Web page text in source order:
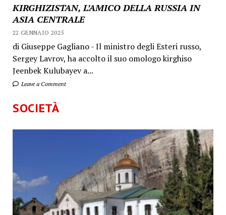
KIRGHIZISTAN, L’AMICO DELLA RUSSIA IN
ASIA CENTRALE
22 GENNAIO 2025
di Giuseppe Gagliano - Il ministro degli Esteri russo,
Sergey Lavrov, ha accolto il suo omologo kirghiso
Jeenbek Kulubayev a...
Leave a Comment
SOCIETÀ